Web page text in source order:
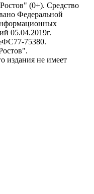
(0+). Средство
Федеральной
05.04.2019г.
75380.
издания не имеет